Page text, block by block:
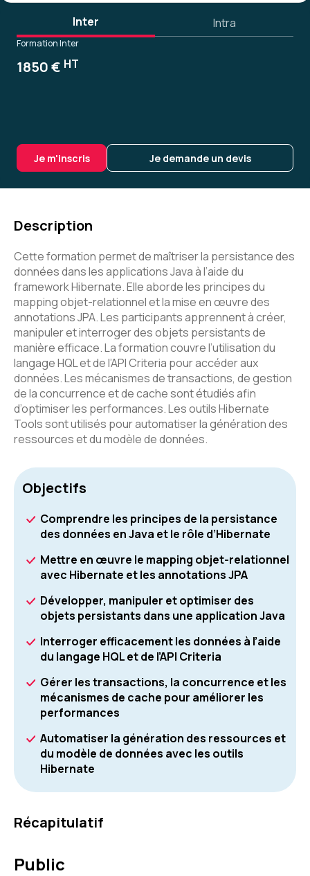
Inter Intra
Formation Inter
1850 € HT
Je m'inscris Je demande un devis
Description
Cette formation permet de maîtriser la persistance des
données dans les applications Java à l’aide du
framework Hibernate. Elle aborde les principes du
mapping objet-relationnel et la mise en œuvre des
annotations JPA. Les participants apprennent à créer,
manipuler et interroger des objets persistants de
manière efficace. La formation couvre l’utilisation du
langage HQL et de l’API Criteria pour accéder aux
données. Les mécanismes de transactions, de gestion
de la concurrence et de cache sont étudiés afin
d’optimiser les performances. Les outils Hibernate
Tools sont utilisés pour automatiser la génération des
ressources et du modèle de données.
Objectifs
Comprendre les principes de la persistance
des données en Java et le rôle d’Hibernate
Mettre en œuvre le mapping objet-relationnel
avec Hibernate et les annotations JPA
Développer, manipuler et optimiser des
objets persistants dans une application Java
Interroger efficacement les données à l’aide
du langage HQL et de l’API Criteria
Gérer les transactions, la concurrence et les
mécanismes de cache pour améliorer les
performances
Automatiser la génération des ressources et
du modèle de données avec les outils
Hibernate
Récapitulatif
Public